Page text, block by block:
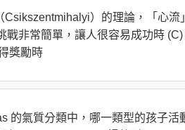
Csikszentmihalyi）的理論，「心
戰非常簡單，讓人很容易成功時
獎勵時
的氣質分類中，哪一類型的孩子